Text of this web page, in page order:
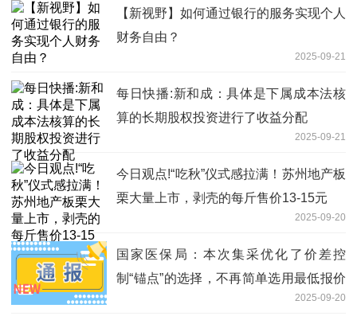
【新视野】如何通过银行的服务实现个人
财务自由？
2025-09-21
每日快播:新和成：具体是下属成本法核
算的长期股权投资进行了收益分配
2025-09-21
今日观点!“吃秋”仪式感拉满！苏州地产板
栗大量上市，剥壳的每斤售价13-15元
2025-09-20
国家医保局：本次集采优化了价差控
制“锚点”的选择，不再简单选用最低报价
2025-09-20